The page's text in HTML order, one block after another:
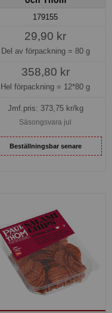
179155
29,90 kr
Del av förpackning = 80 g
358,80 kr
Hel förpackning = 12*80 g
Jmf.pris: 373,75kr/kg
Säsongsvara jul
Beställningsbar senare